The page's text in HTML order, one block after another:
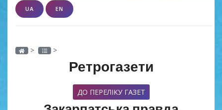
UA EN
> >
Ретрогазети
ДО ПЕРЕЛІКУ ГАЗЕТ